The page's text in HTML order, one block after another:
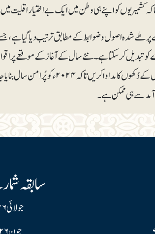
کشمیریوں کو اپنے ہی وطن میں ایک بے اختیار اقلیت
طے شدہ اصول و ضوابط کے مطابق ترتیب دیا گیا ہے،
تبدیل کر سکتا ہے۔ نئے سال کے آغاز کے موقعے پر
سے درخواست ہے کہ وہ صورتِ حال کا نوٹس لیں اور مظلوم کشمیریوں کے
سابقہ
جولائی ۲۰۲۶